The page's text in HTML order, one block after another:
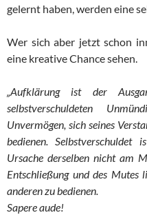
gelernt haben, werden eine
Wer sich aber jetzt schon
eine kreative Chance sehen.
„Aufklärung ist der
selbstverschuldeten
Unvermögen, sich seines
bedienen. Selbstverschuldet
Ursache derselben nicht am
Entschließung und des Mutes
anderen zu bedienen.
Sapere aude!